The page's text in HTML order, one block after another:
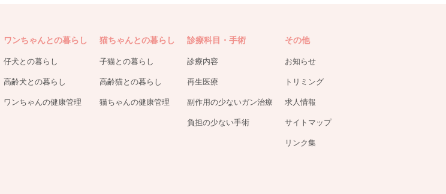
ワンちゃんとの暮らし
仔犬との暮らし
高齢犬との暮らし
ワンちゃんの健康管理
猫ちゃんとの暮らし
子猫との暮らし
高齢猫との暮らし
猫ちゃんの健康管理
診療科目・手術
診療内容
再生医療
副作用の少ないガン治療
負担の少ない手術
その他
お知らせ
トリミング
求人情報
サイトマップ
リンク集